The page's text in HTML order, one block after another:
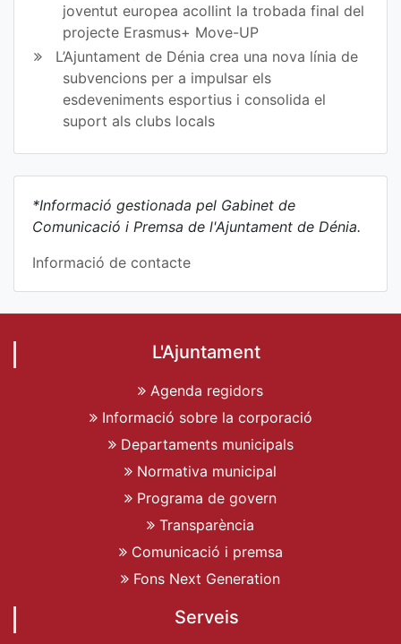
joventut europea acollint la trobada final del
projecte Erasmus+ Move-UP
L’Ajuntament de Dénia crea una nova línia de
subvencions per a impulsar els
esdeveniments esportius i consolida el
suport als clubs locals
*Informació gestionada pel Gabinet de
Comunicació i Premsa de l'Ajuntament de Dénia.
Informació de contacte
L'Ajuntament
Agenda regidors
Informació sobre la corporació
Departaments municipals
Normativa municipal
Programa de govern
Transparència
Comunicació i premsa
Fons Next Generation
Serveis